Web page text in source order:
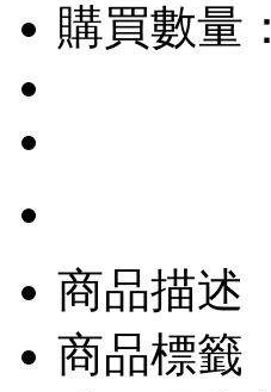
購買數量：
商品描述
商品標籤